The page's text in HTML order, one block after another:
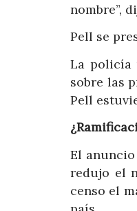
nombre”,
Pell se
La policía
sobre las
Pell
El
redujo el
censo el